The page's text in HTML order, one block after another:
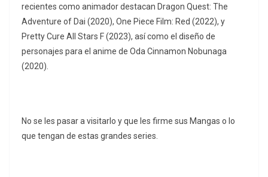
recientes como animador destacan Dragon Quest: The
Adventure of Dai (2020), One Piece Film: Red (2022), y
Pretty Cure All Stars F (2023), así como el diseño de
personajes para el anime de Oda Cinnamon Nobunaga
(2020).
No se les pasar a visitarlo y que les firme sus Mangas o lo
que tengan de estas grandes series.